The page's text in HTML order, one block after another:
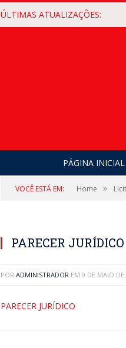
ÚLTIMAS ATUALIZAÇÕES:
PÁGINA INICIAL
VOCÊ ESTÁ EM: Home »
PARECER JURÍDICO
POR ADMINISTRADOR EM 9 DE MAIO DE
PARECER JURÍDICO